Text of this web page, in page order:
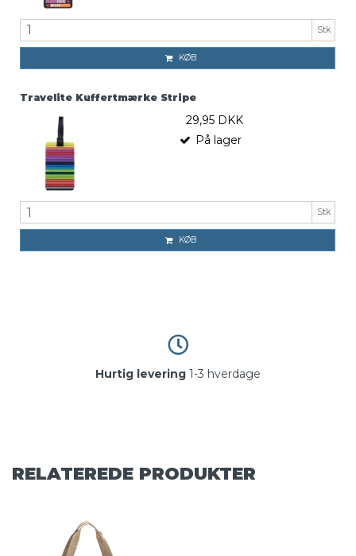
Stk
KØB
Travelite Kuffertmærke Stripe
29,95 DKK
På lager
Stk
KØB
Hurtig levering 1-3 hverdage
RELATEREDE PRODUKTER